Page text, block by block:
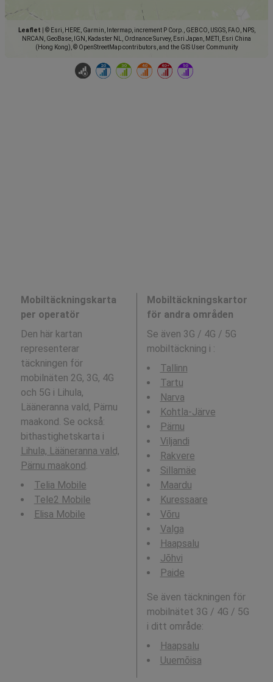
Leaflet
© Esri, HERE, Garmin, Intermap, increment P Corp., GEBCO, USGS, FAO, NPS,
NRCAN, GeoBase, IGN, Kadaster NL, Ordnance Survey, Esri Japan, METI, Esri China
(Hong Kong), © OpenStreetMap contributors, and the GIS User Community
Mobiltäckningskarta
per operatör
Den här kartan
representerar
täckningen för
mobilnäten 2G, 3G, 4G
och 5G i Lihula,
Lääneranna vald, Pärnu
maakond. Se också:
bithastighetskarta i
Lihula, Lääneranna vald,
Pärnu maakond
Telia Mobile
Tele2 Mobile
Elisa Mobile
Mobiltäckningskartor
för andra områden
Se även 3G / 4G / 5G
mobiltäckning i :
Tallinn
Tartu
Narva
Kohtla-Järve
Pärnu
Viljandi
Rakvere
Sillamäe
Maardu
Kuressaare
Võru
Valga
Haapsalu
Jõhvi
Paide
Se även täckningen för
mobilnätet 3G / 4G / 5G
i ditt område:
Haapsalu
Uuemõisa